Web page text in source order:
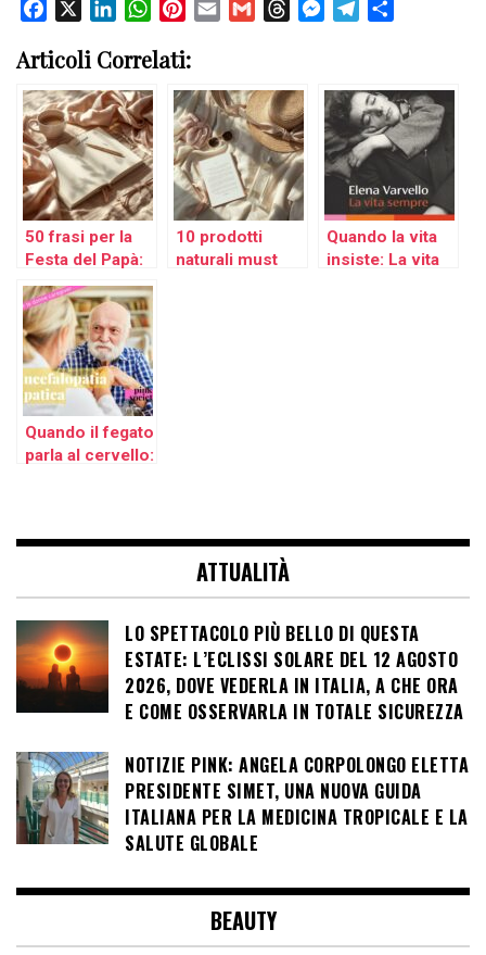
Facebook LinkedInWhatsAppPinterest
Email Gmail ThreadsMessenger
Telegram
Articoli Correlati:
50 frasi per la
Festa del Papà:
dediche speciali
per celebrare un
papà speciale
10 prodotti
naturali must
Quando la vita
insiste: La vita
Quando il fegato
parla al cervello:
Epatica
ATTUALITÀ
LO SPETTACOLO PIÙ BELLO DI QUESTA
ESTATE: L’ECLISSI SOLARE DEL 12 AGOSTO
2026, DOVE VEDERLA IN ITALIA, A CHE ORA
E COME OSSERVARLA IN TOTALE SICUREZZA
NOTIZIE PINK: ANGELA CORPOLONGO ELETTA
PRESIDENTE SIMET, UNA NUOVA GUIDA
ITALIANA PER LA MEDICINA TROPICALE E LA
SALUTE GLOBALE
BEAUTY